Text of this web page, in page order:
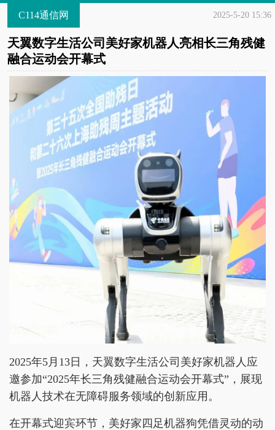
C114通信网 2025-5-20 15:36
天翼数字生活公司美好家机器人亮相长三角残健
融合运动会开幕式
2025年5月13日，天翼数字生活公司美好家机器人应
邀参加“2025年长三角残健融合运动会开幕式”，展现
机器人技术在无障碍服务领域的创新应用。
在开幕式迎宾环节，美好家四足机器狗凭借灵动的动